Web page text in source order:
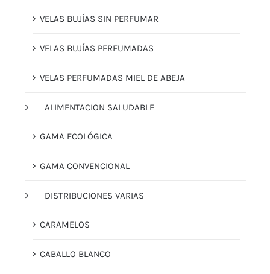
VELAS BUJÍAS SIN PERFUMAR
VELAS BUJÍAS PERFUMADAS
VELAS PERFUMADAS MIEL DE ABEJA
ALIMENTACION SALUDABLE
GAMA ECOLÓGICA
GAMA CONVENCIONAL
DISTRIBUCIONES VARIAS
CARAMELOS
CABALLO BLANCO